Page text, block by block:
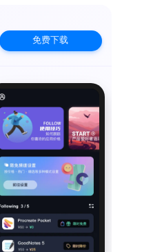
免费下载